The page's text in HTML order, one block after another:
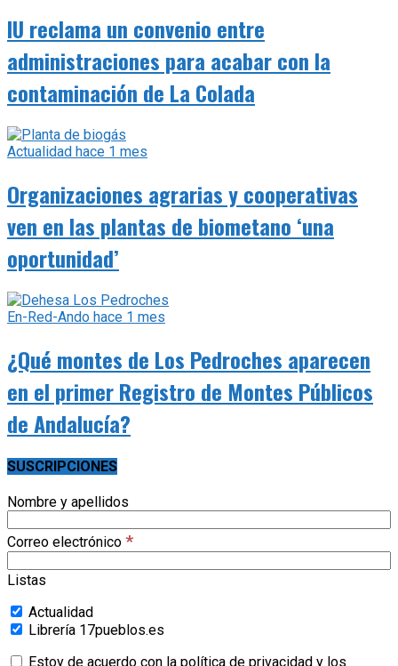
IU reclama un convenio entre
administraciones para acabar con la
contaminación de La Colada
Actualidad hace 1 mes
Organizaciones agrarias y cooperativas
ven en las plantas de biometano ‘una
oportunidad’
En-Red-Ando hace 1 mes
¿Qué montes de Los Pedroches aparecen
en el primer Registro de Montes Públicos
de Andalucía?
SUSCRIPCIONES
Nombre y apellidos
Correo electrónico *
Listas
Actualidad
Librería 17pueblos.es
Estoy de acuerdo con la política de privacidad y los